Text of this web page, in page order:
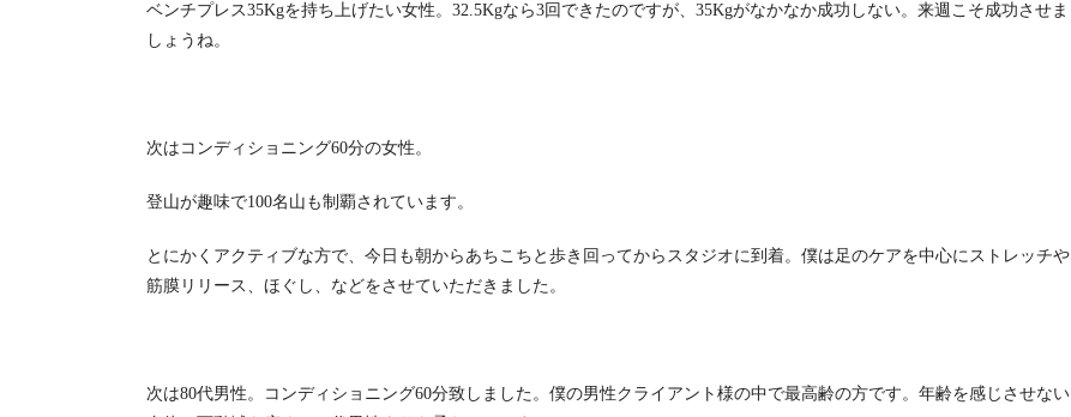
ベンチプレス35Kgを持ち上げたい女性。32.5Kgなら3回できたのですが、35Kgがなかなか成功しない。来週こそ成功させま
しょうね。
次はコンディショニング60分の女性。
登山が趣味で100名山も制覇されています。
とにかくアクティブな方で、今日も朝からあちこちと歩き回ってからスタジオに到着。僕は足のケアを中心にストレッチや
筋膜リリース、ほぐし、などをさせていただきました。
次は80代男性。コンディショニング60分致しました。僕の男性クライアント様の中で最高齢の方です。年齢を感じさせない